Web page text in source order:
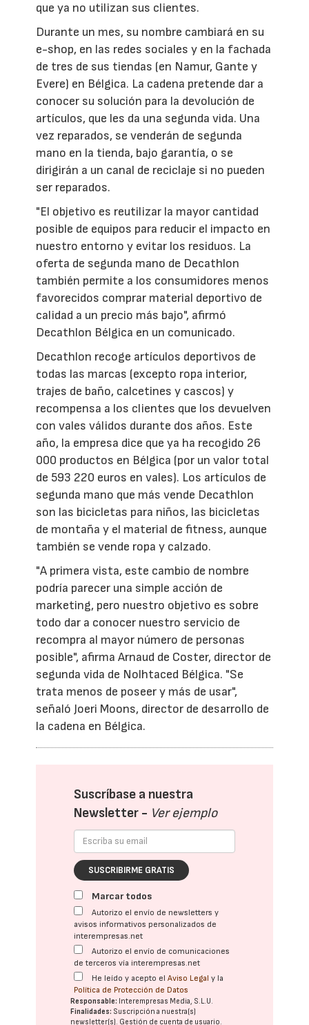
que ya no utilizan sus clientes.
Durante un mes, su nombre cambiará en su
e-shop, en las redes sociales y en la fachada
de tres de sus tiendas (en Namur, Gante y
Evere) en Bélgica. La cadena pretende dar a
conocer su solución para la devolución de
artículos, que les da una segunda vida. Una
vez reparados, se venderán de segunda
mano en la tienda, bajo garantía, o se
dirigirán a un canal de reciclaje si no pueden
ser reparados.
"El objetivo es reutilizar la mayor cantidad
posible de equipos para reducir el impacto en
nuestro entorno y evitar los residuos. La
oferta de segunda mano de Decathlon
también permite a los consumidores menos
favorecidos comprar material deportivo de
calidad a un precio más bajo", afirmó
Decathlon Bélgica en un comunicado.
Decathlon recoge artículos deportivos de
todas las marcas (excepto ropa interior,
trajes de baño, calcetines y cascos) y
recompensa a los clientes que los devuelven
con vales válidos durante dos años. Este
año, la empresa dice que ya ha recogido 26
000 productos en Bélgica (por un valor total
de 593 220 euros en vales). Los artículos de
segunda mano que más vende Decathlon
son las bicicletas para niños, las bicicletas
de montaña y el material de fitness, aunque
también se vende ropa y calzado.
"A primera vista, este cambio de nombre
podría parecer una simple acción de
marketing, pero nuestro objetivo es sobre
todo dar a conocer nuestro servicio de
recompra al mayor número de personas
posible", afirma Arnaud de Coster, director de
segunda vida de Nolhtaced Bélgica. "Se
trata menos de poseer y más de usar",
señaló Joeri Moons, director de desarrollo de
la cadena en Bélgica.
Suscríbase a nuestra
Newsletter - Ver ejemplo
SUSCRIBIRME GRATIS
Marcar todos
Autorizo el envío de newsletters y
avisos informativos personalizados de
interempresas.net
Autorizo el envío de comunicaciones
de terceros vía interempresas.net
He leído y acepto elAviso Legal y la
Política de Protección de Datos
Responsable: Interempresas Media, S.L.U.
Finalidades: Suscripción a nuestra(s)
newsletter(s). Gestión de cuenta de usuario.